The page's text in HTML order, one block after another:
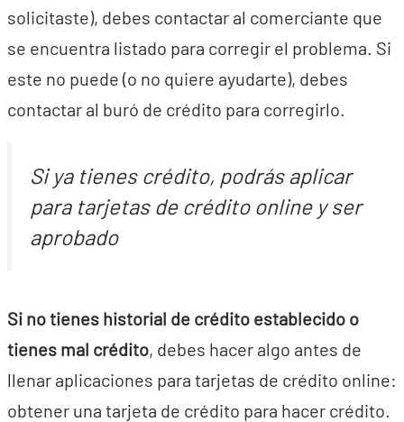
solicitaste), debes contactar al comerciante que
se encuentra listado para corregir el problema. Si
este no puede (o no quiere ayudarte), debes
contactar al buró de crédito para corregirlo.
Si ya tienes crédito, podrás aplicar
para tarjetas de crédito online y ser
aprobado
Si no tienes historial de crédito establecido o
tienes mal crédito, debes hacer algo antes de
llenar aplicaciones para tarjetas de crédito online:
obtener una tarjeta de crédito para hacer crédito.